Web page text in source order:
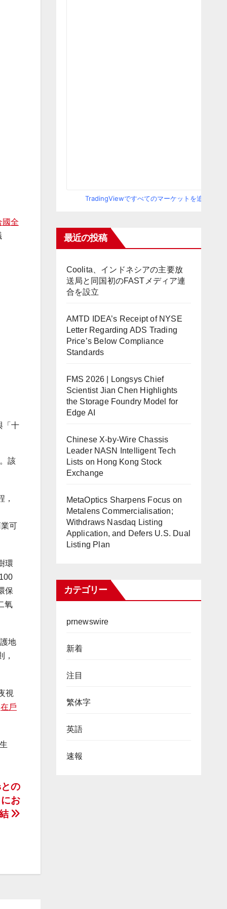
國全
「十
該
，
可
環
保
氧
地
，
視
在戶
の
お
TradingViewですべてのマーケットを追跡
最近の投稿
Coolita、インドネシアの主要放
送局と同国初のFASTメディア連
合を設立
AMTD IDEA’s Receipt of NYSE
Letter Regarding ADS Trading
Price’s Below Compliance
Standards
FMS 2026 | Longsys Chief
Scientist Jian Chen Highlights
the Storage Foundry Model for
Edge AI
Chinese X-by-Wire Chassis
Leader NASN Intelligent Tech
Lists on Hong Kong Stock
Exchange
MetaOptics Sharpens Focus on
Metalens Commercialisation;
Withdraws Nasdaq Listing
Application, and Defers U.S. Dual
Listing Plan
カテゴリー
prnewswire
新着
注目
繁体字
英語
速報